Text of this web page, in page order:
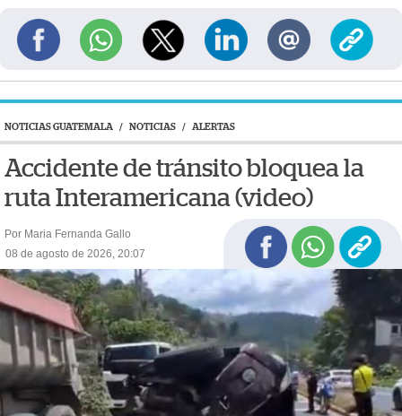
NOTICIAS GUATEMALA / NOTICIAS / ALERTAS
Accidente de tránsito bloquea la
ruta Interamericana (video)
Por Maria Fernanda Gallo
08 de agosto de 2026, 20:07